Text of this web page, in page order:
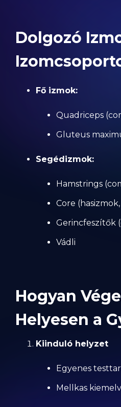
Dolgozó
Fő izmok:
Quadriceps
Gluteus
Segédizmok:
Hamstrings
Core
Gerincfeszítők
Vádli
Hogyan
Helyesen a
Kiinduló helyzet
Egyenes
Mellkas